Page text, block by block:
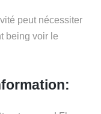
peut nécessiter
being voir le